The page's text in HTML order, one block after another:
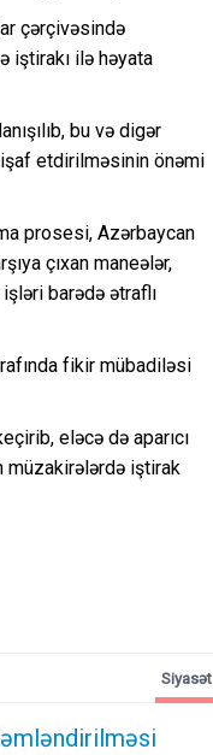
çərçivəsində
iştirakı ilə həyata
bu və digər
etdirilməsinin önəmi
prosesi, Azərbaycan
çıxan maneələr,
barədə ətraflı
fikir mübadiləsi
eləcə də aparıcı
müzakirələrdə iştirak
Siyasət